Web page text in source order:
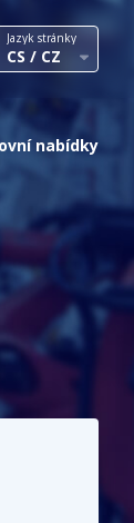
Jazyk stránky
CS / CZ
nabídky